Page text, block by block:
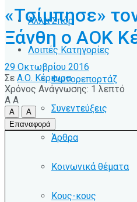
Άλλα Σπόρ
Λοιπές Κατηγορίες
Φωτορεπορτάζ
Συνεντεύξεις
Άρθρα
Κοινωνικά θέματα
Κους-κους
«Τσίμπησε»
Ξάνθη ο ΑΟΚ
29 Οκτωβρίου 2016
Σε Α.Ο. Κέρκυρα
Χρόνος Ανάγνωσης: 1 λεπτό
A A
A
A
Επαναφορά